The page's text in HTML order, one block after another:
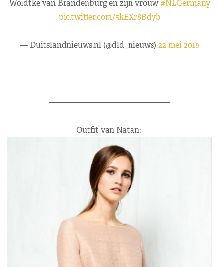
Woidtke van Brandenburg en zijn vrouw#NLGermany
pic.twitter.com/5kEXr8Bdyb
— Duitslandnieuws.nl (@dld_nieuws) 22 mei 2019
———————————————–
Outfit van Natan: